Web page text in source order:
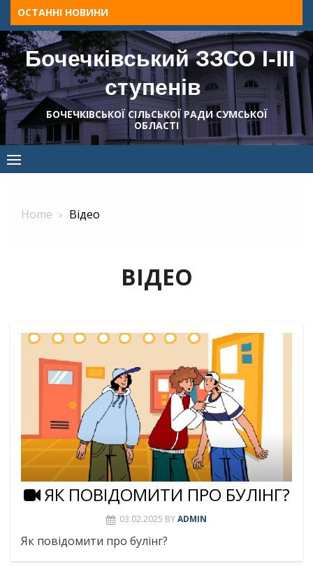
Skip
to
content
ОСТАННІ НОВИНИ
Бочечківський ЗЗСО І-ІІІ
ступенів
БОЧЕЧКІВСЬКОЇ СІЛЬСЬКОЇ РАДИ СУМСЬКОЇ
ОБЛАСТІ
Home Відео
ВІДЕО
ЯК ПОВІДОМИТИ ПРО БУЛІНГ?
03.02.2025 BYADMIN
Як повідомити про булінг?